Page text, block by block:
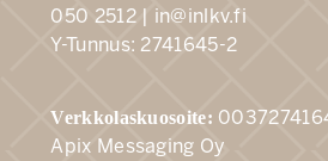
050 2512 | in@inlkv.fi
Y-Tunnus: 2741645-2
Verkkolaskuosoite:
Apix Messaging Oy